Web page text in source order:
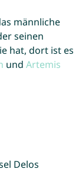
männliche
seinen
hat, dort ist es
und Artemis
Delos